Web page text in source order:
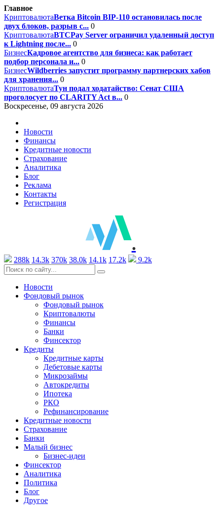
Главное
КриптовалютаВетка Bitcoin BIP-110 остановилась после
двух блоков, разрыв с... 0
КриптовалютаBTCPay Server ограничил удаленный доступ
к Lightning после... 0
БизнесКадровое агентство для бизнеса: как работает
подбор персонала и... 0
БизнесWildberries запустит программу партнерских хабов
для хранения... 0
КриптовалютаТун подал ходатайство: Сенат США
проголосует по CLARITY Act в... 0
Воскресенье, 09 августа 2026
Новости
Финансы
Кредитные новости
Страхование
Аналитика
Блог
Реклама
Контакты
Регистрация
.
288k 14.3k 370k 38.0k 14.1k 17.2k 9.2k
Новости
Фондовый рынок
Фондовый рынок
Криптовалюты
Финансы
Банки
Финсектор
Кредиты
Кредитные карты
Дебетовые карты
Микрозаймы
Автокредиты
Ипотека
РКО
Рефинансирование
Кредитные новости
Страхование
Банки
Малый бизнес
Бизнес-идеи
Финсектор
Аналитика
Политика
Блог
Другое